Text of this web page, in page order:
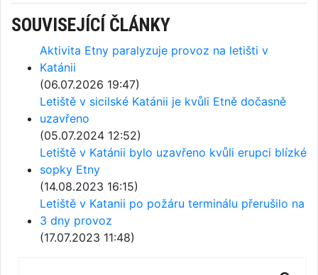
SOUVISEJÍCÍ ČLÁNKY
Aktivita Etny paralyzuje provoz na letišti v
Katánii
(06.07.2026 19:47)
Letiště v sicilské Katánii je kvůli Etně dočasně
uzavřeno
(05.07.2024 12:52)
Letiště v Katánii bylo uzavřeno kvůli erupci blízké
sopky Etny
(14.08.2023 16:15)
Letiště v Katanii po požáru terminálu přerušilo na
3 dny provoz
(17.07.2023 11:48)